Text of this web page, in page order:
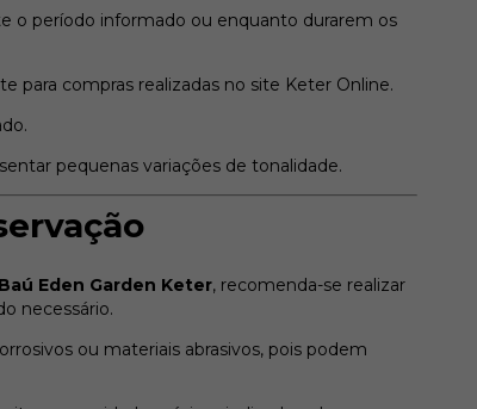
o período informado ou enquanto durarem os
para compras realizadas no site Keter Online.
pequenas variações de tonalidade.
Eden Garden Keter, recomenda-se realizar
necessário.
ou materiais abrasivos, pois podem